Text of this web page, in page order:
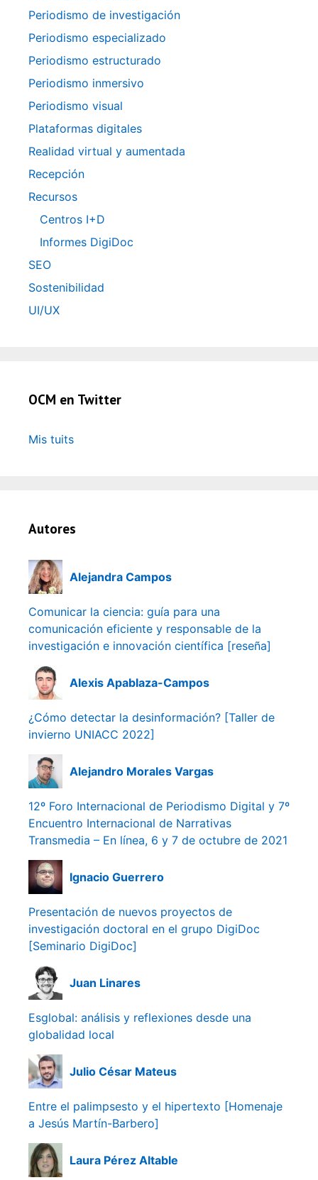
Periodismo de investigación
Periodismo especializado
Periodismo estructurado
Periodismo inmersivo
Periodismo visual
Plataformas digitales
Realidad virtual y aumentada
Recepción
Recursos
Centros I+D
Informes DigiDoc
SEO
Sostenibilidad
UI/UX
OCM en Twitter
Mis tuits
Autores
Alejandra Campos
Comunicar la ciencia: guía para una
comunicación eficiente y responsable de la
investigación e innovación científica [reseña]
Alexis Apablaza-Campos
¿Cómo detectar la desinformación? [Taller de
invierno UNIACC 2022]
Alejandro Morales Vargas
12º Foro Internacional de Periodismo Digital y 7º
Encuentro Internacional de Narrativas
Transmedia – En línea, 6 y 7 de octubre de 2021
Ignacio Guerrero
Presentación de nuevos proyectos de
investigación doctoral en el grupo DigiDoc
[Seminario DigiDoc]
Juan Linares
Esglobal: análisis y reflexiones desde una
globalidad local
Julio César Mateus
Entre el palimpsesto y el hipertexto [Homenaje
a Jesús Martín-Barbero]
Laura Pérez Altable